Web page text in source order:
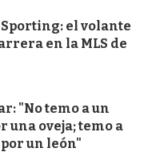
el volante
en la MLS de
"No temo a un
oveja; temo a
un león"